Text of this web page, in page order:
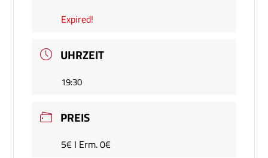
Expired!
UHRZEIT
19:30
PREIS
5€ I Erm. 0€